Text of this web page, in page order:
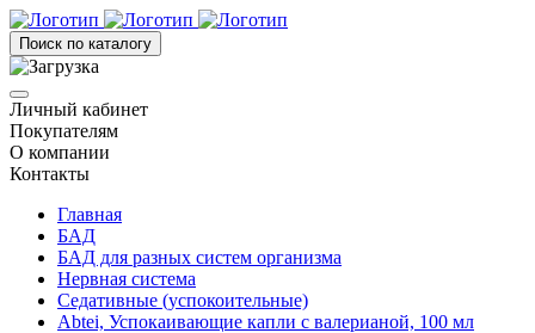
Поиск по каталогу
Личный кабинет
Покупателям
О компании
Контакты
Главная
БАД
БАД для разных систем организма
Нервная система
Седативные (успокоительные)
Abtei, Успокаивающие капли с валерианой, 100 мл